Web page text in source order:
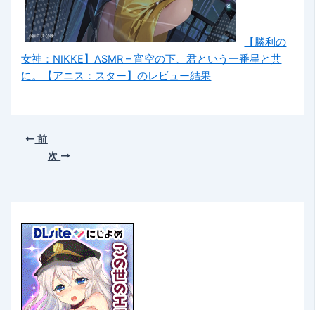
【勝利の
女神：NIKKE】ASMR – 宵空の下、君という一番星と共
に。【アニス：スター】のレビュー結果
前
次